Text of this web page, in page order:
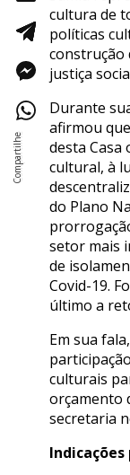
cultura de
políticas
construção
justiça
Durante
afirmou
desta
cultural, à
do Plano
setor mais
de
Covid-19.
último a
Em sua
culturais
orçamento
secretaria